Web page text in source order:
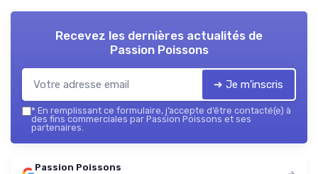
Recevez les dernières actualités de
Passion Poissons
➔ Je m'inscris
* En remplissant ce formulaire, j’accepte d’être contacté(e) à
des fins commerciales par Passion Poissons et ses
partenaires.
Passion Poissons